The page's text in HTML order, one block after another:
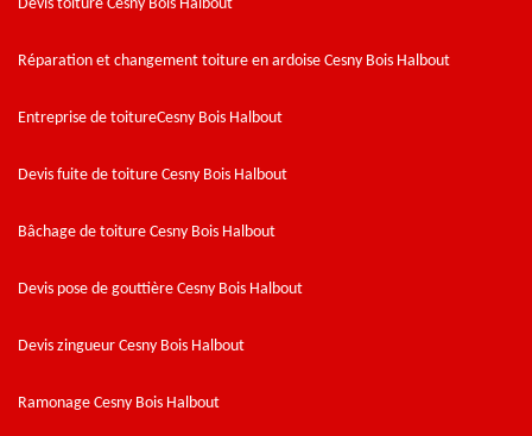
Devis toiture Cesny Bois Halbout
Réparation et changement toiture en ardoise Cesny Bois Halbout
Entreprise de toitureCesny Bois Halbout
Devis fuite de toiture Cesny Bois Halbout
Bâchage de toiture Cesny Bois Halbout
Devis pose de gouttière Cesny Bois Halbout
Devis zingueur Cesny Bois Halbout
Ramonage Cesny Bois Halbout